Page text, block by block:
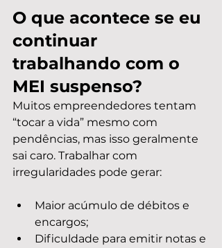
O que acontece se eu
continuar
trabalhando com o
MEI suspenso?
Muitos empreendedores tentam
“tocar a vida” mesmo com
pendências, mas isso geralmente
sai caro. Trabalhar com
irregularidades pode gerar:
Maior acúmulo de débitos e
encargos;
Dificuldade para emitir notas e